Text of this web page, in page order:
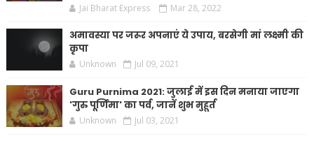
Jai Bharat Express Mar 28, 2022
अमावस्या पर जरूर अपनाएं ये उपाय, बरसेगी मां लक्ष्मी की
कृपा
Unknown Jul 09, 2021
Guru Purnima 2021: जुलाई में इस दिन मनाया जाएगा
'गुरु पूर्णिमा' का पर्व, जानें शुभ मुहूर्त
Unknown Jul 03, 2021